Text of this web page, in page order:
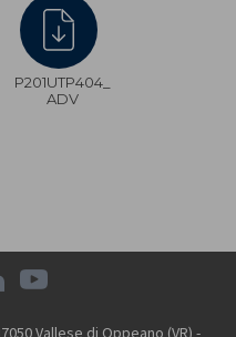
P201UTP404_
ADV
Vallese di Oppeano (VR) -